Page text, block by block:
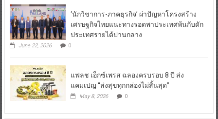
‘นักวิชาการ-ภาคธุรกิจ’ ผ่าปัญหาโครงสร้าง
เศรษฐกิจไทยแนะทางรอดพาประเทศพ้นกับดัก
ประเทศรายได้ปานกลาง
June 22, 2026 0
แฟลช เอ็กซ์เพรส ฉลองครบรอบ 8 ปี ส่ง
แคมเปญ “ส่งสุขทุกกล่องไม่สิ้นสุด”
May 8, 2026 0